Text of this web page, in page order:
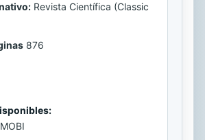
Revista Científica (Classic
876